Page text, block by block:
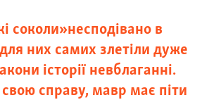
соколи» несподівано в
них самих злетіли дуже
історії невблаганні.
справу, мавр має піти